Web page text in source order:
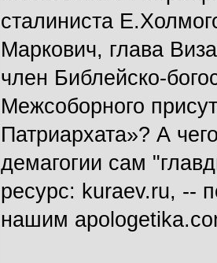
сталиниста
Маркович, глава
член Библейско-
Межсоборного
Патриархата»? А
демагогии сам
ресурс: kuraev.ru, --
нашим